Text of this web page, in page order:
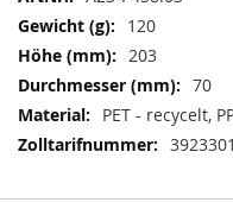
Informationen120
203
70
PET - recycelt,